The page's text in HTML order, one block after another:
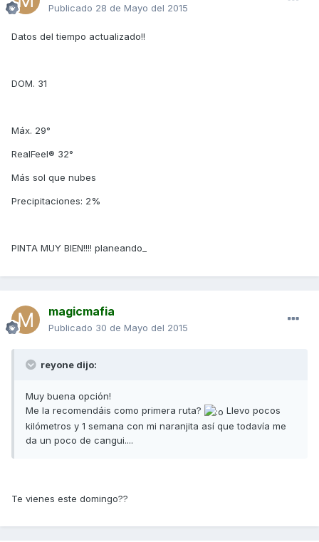
Publicado 28 de Mayo del 2015
Datos del tiempo actualizado!!
DOM. 31
Máx. 29°
RealFeel® 32°
Más sol que nubes
Precipitaciones: 2%
PINTA MUY BIEN!!!! planeando_
magicmafia
Publicado 30 de Mayo del 2015
reyone dijo:
Muy buena opción!
Me la recomendáis como primera ruta?
Llevo pocos
kilómetros y 1 semana con mi naranjita así que todavía me
da un poco de cangui....
Te vienes este domingo??